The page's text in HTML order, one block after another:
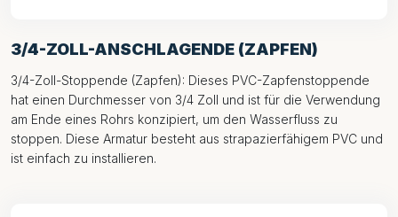
3/4-ZOLL-ANSCHLAGENDE (ZAPFEN)
3/4-Zoll-Stoppende (Zapfen): Dieses PVC-Zapfenstoppende
hat einen Durchmesser von 3/4 Zoll und ist für die Verwendung
am Ende eines Rohrs konzipiert, um den Wasserfluss zu
stoppen. Diese Armatur besteht aus strapazierfähigem PVC und
ist einfach zu installieren.